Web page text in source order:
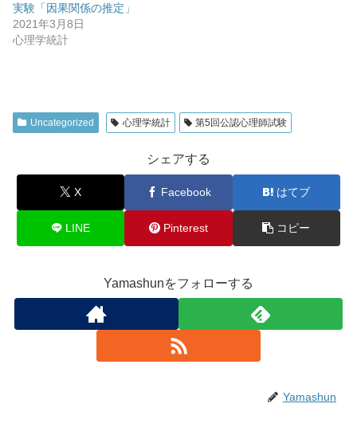
実験「因果関係の推定」
2021年3月8日
心理学統計
Uncategorized 心理学統計 第5回公認心理師試験
シェアする
X Facebook はてブ
LINE Pinterest コピー
Yamashunをフォローする
Yamashun